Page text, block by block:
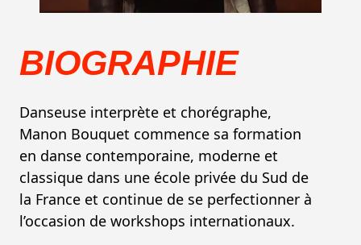
BIOGRAPHIE
Danseuse interprète et chorégraphe,
Manon Bouquet commence sa formation
en danse contemporaine, moderne et
classique dans une école privée du Sud de
la France et continue de se perfectionner à
l’occasion de workshops internationaux.